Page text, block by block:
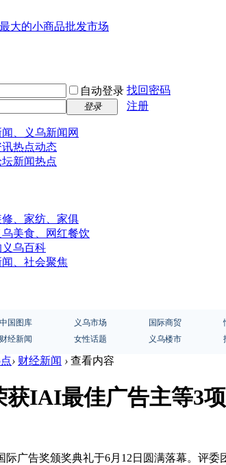
大的小商品批发市场
自动登录 找回密码
登录 注册
闻、义乌新闻网
讯热点动态
坛新闻热点
修、家纺、家俱
美食、网红餐饮
乌百科
、社会聚焦
中国图库 义乌市场 国际商贸
财经新闻 女性话题 义乌楼市
› 财经新闻 › 查看内容
获IAI最佳广告主等3
际广告奖颁奖典礼于6月12日圆满落幕。评